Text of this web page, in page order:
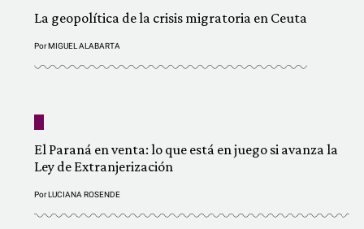
La geopolítica de la crisis migratoria en Ceuta
PorMIGUEL ALABARTA
El Paraná en venta: lo que está en juego si avanza la
Ley de Extranjerización
PorLUCIANA ROSENDE